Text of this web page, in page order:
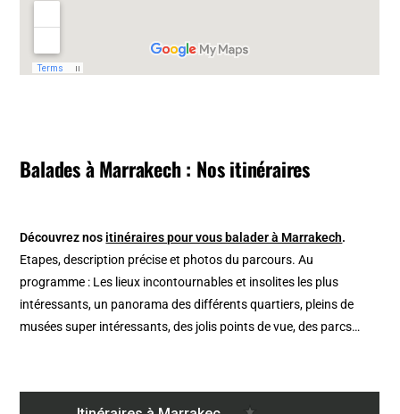
Balades à Marrakech : Nos itinéraires
Découvrez nos itinéraires pour vous balader à Marrakech.
Etapes, description précise et photos du parcours. Au
programme : Les lieux incontournables et insolites les plus
intéressants, un panorama des différents quartiers, pleins de
musées super intéressants, des jolis points de vue, des parcs…